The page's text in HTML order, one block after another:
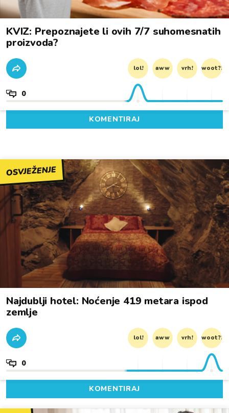
KVIZ: Prepoznajete li ovih 7/7 suhomesnatih
proizvoda?
lol! aww vrh! woot?!
0
KOMENTIRAJ
OSVJEŽENJE
Najdublji hotel: Noćenje 419 metara ispod
zemlje
lol! aww vrh! woot?!
0
KOMENTIRAJ